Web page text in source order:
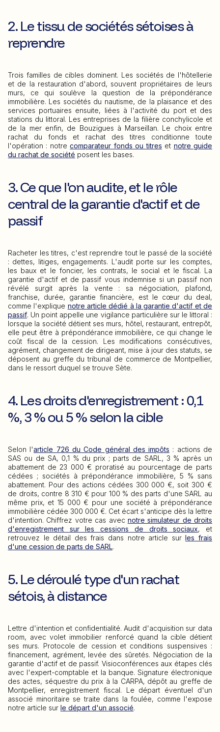
2. Le tissu de sociétés sétoises à
reprendre
Trois familles de cibles dominent. Les sociétés de l'hôtellerie
et de la restauration d'abord, souvent propriétaires de leurs
murs, ce qui soulève la question de la prépondérance
immobilière. Les sociétés du nautisme, de la plaisance et des
services portuaires ensuite, liées à l'activité du port et des
stations du littoral. Les entreprises de la filière conchylicole et
de la mer enfin, de Bouzigues à Marseillan. Le choix entre
rachat du fonds et rachat des titres conditionne toute
l'opération : notrecomparateur fonds ou titres et notre guide
du rachat de société posent les bases.
3. Ce que l'on audite, et le rôle
central de la garantie d'actif et de
passif
Racheter les titres, c'est reprendre tout le passé de la société
: dettes, litiges, engagements. L'audit porte sur les comptes,
les baux et le foncier, les contrats, le social et le fiscal. La
garantie d'actif et de passif vous indemnise si un passif non
révélé surgit après la vente : sa négociation, plafond,
franchise, durée, garantie financière, est le cœur du deal,
comme l'explique notre article dédié à la garantie d'actif et de
passif. Un point appelle une vigilance particulière sur le littoral :
lorsque la société détient ses murs, hôtel, restaurant, entrepôt,
elle peut être à prépondérance immobilière, ce qui change le
coût fiscal de la cession. Les modifications consécutives,
agrément, changement de dirigeant, mise à jour des statuts, se
déposent au greffe du tribunal de commerce de Montpellier,
dans le ressort duquel se trouve Sète.
4. Les droits d'enregistrement : 0,1
%, 3 % ou 5 % selon la cible
Selon l'article 726 du Code général des impôts : actions de
SAS ou de SA, 0,1 % du prix ; parts de SARL, 3 % après un
abattement de 23 000 € proratisé au pourcentage de parts
cédées ; sociétés à prépondérance immobilière, 5 % sans
abattement. Pour des actions cédées 300 000 €, soit 300 €
de droits, contre 8 310 € pour 100 % des parts d'une SARL au
même prix, et 15 000 € pour une société à prépondérance
immobilière cédée 300 000 €. Cet écart s'anticipe dès la lettre
d'intention. Chiffrez votre cas avec notre simulateur de droits
d'enregistrement sur les cessions de droits sociaux, et
retrouvez le détail des frais dans notre article surles frais
d'une cession de parts de SARL.
5. Le déroulé type d'un rachat
sétois, à distance
Lettre d'intention et confidentialité. Audit d'acquisition sur data
room, avec volet immobilier renforcé quand la cible détient
ses murs. Protocole de cession et conditions suspensives :
financement, agrément, levée des sûretés. Négociation de la
garantie d'actif et de passif. Visioconférences aux étapes clés
avec l'expert-comptable et la banque. Signature électronique
des actes, séquestre du prix à la CARPA, dépôt au greffe de
Montpellier, enregistrement fiscal. Le départ éventuel d'un
associé minoritaire se traite dans la foulée, comme l'expose
notre article sur le départ d'un associé.